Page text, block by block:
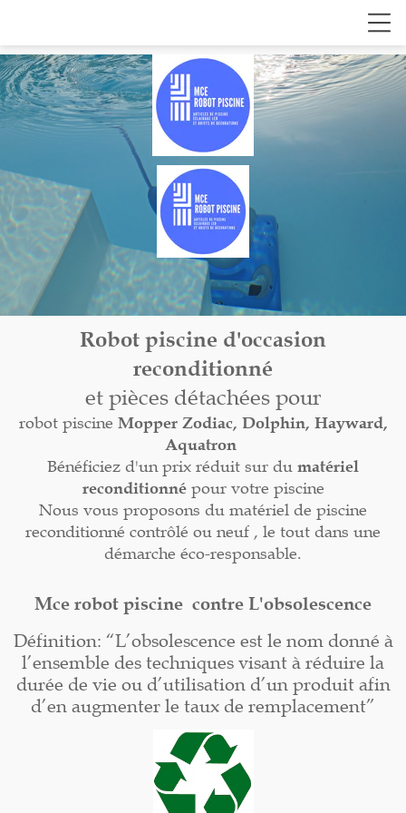
Robot piscine d'occasion
reconditionné
et pièces détachées pour
robot piscine Mopper Zodiac, Dolphin, Hayward,
Aquatron
Bénéficiez d'un prix réduit sur du matériel
reconditionnépour votre piscine
Nous vous proposons du matériel de piscine
reconditionné contrôlé ou neuf , le tout dans une
démarche éco-responsable.
Mce robot piscine contre L'obsolescence
Définition: “L’obsolescence est le nom donné à
l’ensemble des techniques visant à réduire la
durée de vie ou d’utilisation d’un produit afin
d’en augmenter le taux de remplacement”